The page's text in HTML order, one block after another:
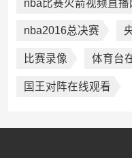
nba比赛火箭视频直播
nba2016总决赛
比赛录像 体育台
国王对阵在线观看